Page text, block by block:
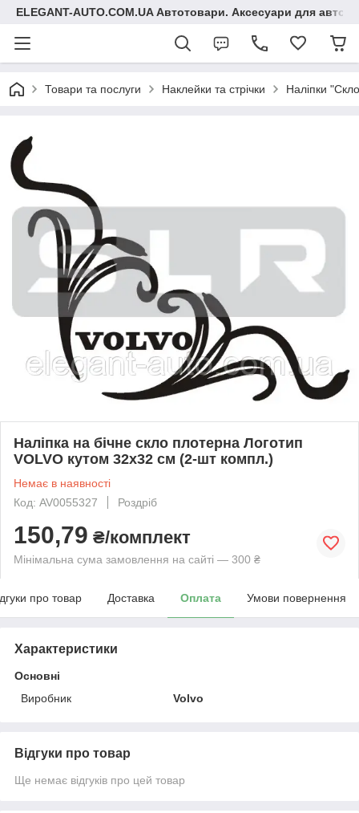
ELEGANT-AUTO.COM.UA Автотовари. Аксесуари для авто
Товари та послуги Наклейки та стрічки Наліпки
Наліпка на бічне скло плотерна Логотип
VOLVO кутом 32х32 см (2-шт компл.)
Немає в наявності
Код: AV0055327
Роздріб
150,79 ₴/комплект
Мінімальна сума замовлення на сайті — 300 ₴
про товар Доставка Оплата Умови повернення
Характеристики
Основні
Виробник
Volvo
Відгуки про товар
Ще немає відгуків про цей товар